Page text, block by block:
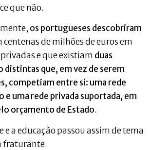
que não.
os portugueses descobriram
centenas de milhões de euros em
e que existiam duas
distintas que, em vez de serem
competiam entre si: uma rede
e uma rede privada suportada, em
orçamento de Estado.
a educação passou assim de tema
fraturante.